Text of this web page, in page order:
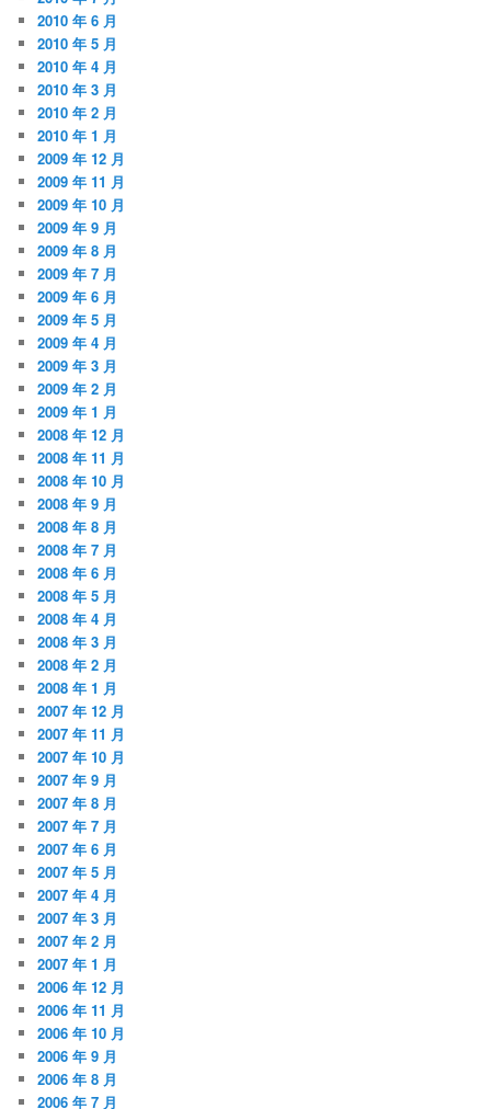
2010 年 6 月
2010 年 5 月
2010 年 4 月
2010 年 3 月
2010 年 2 月
2010 年 1 月
2009 年 12 月
2009 年 11 月
2009 年 10 月
2009 年 9 月
2009 年 8 月
2009 年 7 月
2009 年 6 月
2009 年 5 月
2009 年 4 月
2009 年 3 月
2009 年 2 月
2009 年 1 月
2008 年 12 月
2008 年 11 月
2008 年 10 月
2008 年 9 月
2008 年 8 月
2008 年 7 月
2008 年 6 月
2008 年 5 月
2008 年 4 月
2008 年 3 月
2008 年 2 月
2008 年 1 月
2007 年 12 月
2007 年 11 月
2007 年 10 月
2007 年 9 月
2007 年 8 月
2007 年 7 月
2007 年 6 月
2007 年 5 月
2007 年 4 月
2007 年 3 月
2007 年 2 月
2007 年 1 月
2006 年 12 月
2006 年 11 月
2006 年 10 月
2006 年 9 月
2006 年 8 月
2006 年 7 月